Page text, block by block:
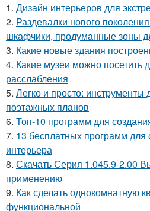
1. Дизайн интерьеров для
2. Раздевалки нового
шкафчики, продуманные зоны
3. Какие новые здания
4. Какие музеи можно посетить
расслабления
5. Легко и просто: инструменты
поэтажных планов
6. Топ-10 программ для
7. 13 бесплатных программ для
интерьера
8. Скачать Серия 1.045.9-2.00
применению
9. Как сделать однокомнатную
функциональной